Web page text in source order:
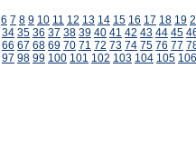
6 7 8 9 10 11 12 13 14 15 16 17 18 19
34 35 36 37 38 39 40 41 42 43 44 45
66 67 68 69 70 71 72 73 74 75 76 77
97 98 99 100 101 102 103 104 105 106